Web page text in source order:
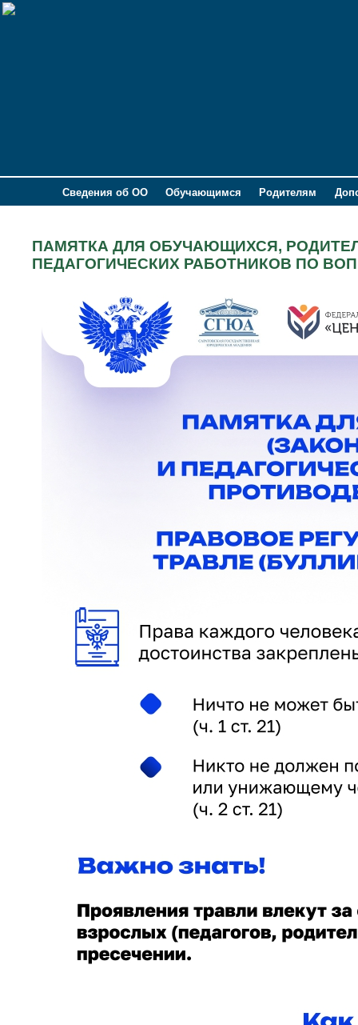
Сведения об ОО Обучающимся Родителям
ПАМЯТКА ДЛЯ ОБУЧАЮЩИХСЯ,
ПЕДАГОГИЧЕСКИХ РАБОТНИКОВ ПО